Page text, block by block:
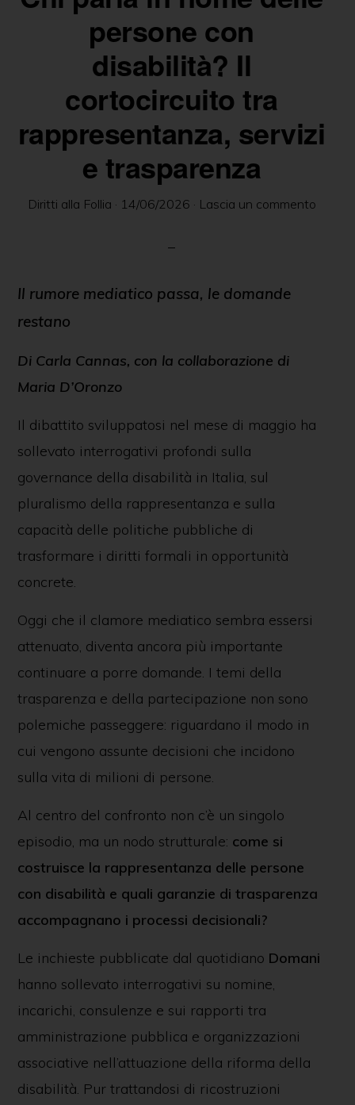
delle
psichiatrico
e
persone con
disabilità? Il
cortocircuito tra
rappresentanza, servizi
e trasparenza
Diritti alla Follia · 14/06/2026 · Lascia un commento
Il rumore mediatico passa, le domande
restano
Di Carla Cannas, con la collaborazione di
Maria D’Oronzo
Il dibattito sviluppatosi nel mese di maggio ha
sollevato interrogativi profondi sulla
governance della disabilità in Italia, sul
pluralismo della rappresentanza e sulla
capacità delle politiche pubbliche di
trasformare i diritti formali in opportunità
concrete.
Oggi che il clamore mediatico sembra essersi
attenuato, diventa ancora più importante
continuare a porre domande. I temi della
trasparenza e della partecipazione non sono
polemiche passeggere: riguardano il modo in
cui vengono assunte decisioni che incidono
sulla vita di milioni di persone.
Al centro del confronto non c’è un singolo
episodio, ma un nodo strutturale: come si
costruisce la rappresentanza delle persone
con disabilità e quali garanzie di trasparenza
accompagnano i processi decisionali?
Le inchieste pubblicate dal quotidiano Domani
hanno sollevato interrogativi su nomine,
incarichi, consulenze e sui rapporti tra
amministrazione pubblica e organizzazioni
associative nell’attuazione della riforma della
disabilità. Pur trattandosi di ricostruzioni